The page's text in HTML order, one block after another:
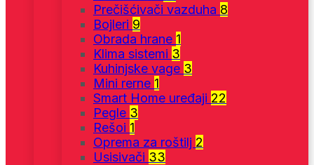
Prečišćivači vazduha 8
Bojleri 9
Obrada hrane 1
Klima sistemi 3
Kuhinjske vage 3
Mini rerne 1
Smart Home uređaji 22
Pegle 3
Rešoi 1
Oprema za roštilj 2
Usisivači 33